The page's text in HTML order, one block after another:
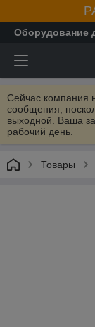
Оборудование
Сейчас компания
сообщения,
выходной. Ваша
рабочий день.
Товары